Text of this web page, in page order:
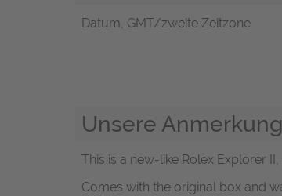
Datum, GMT/zweite Zeitzone
Unsere
This is a new-like Rolex Explorer
Comes with the original box and